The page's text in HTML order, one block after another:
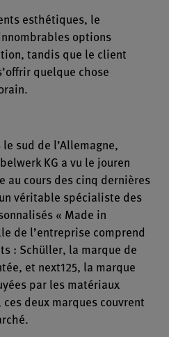
esthétiques, le
options
tandis que le client
quelque chose
sud de l’Allemagne,
KG a vu le jouren
au cours des cinq dernières
véritable spécialiste des
« Made in
de l’entreprise comprend
: Schüller, la marque de
et next125, la marque
par les matériaux
deux marques couvrent